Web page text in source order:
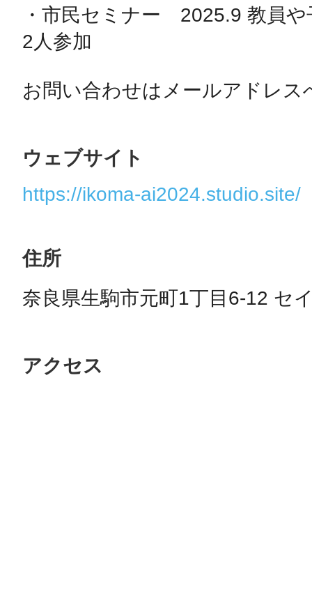
・市民セミナー　2025.9 教員
2人参加
お問い合わせはメールアドレス
ウェブサイト
https://ikoma-ai2024.studio.site/
住所
奈良県生駒市元町1丁目6-12 セ
アクセス